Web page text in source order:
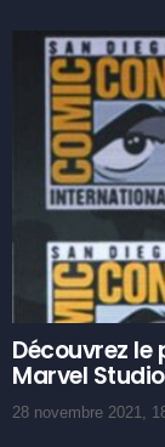
Découvrez le
Marvel
28 novembre 2021,